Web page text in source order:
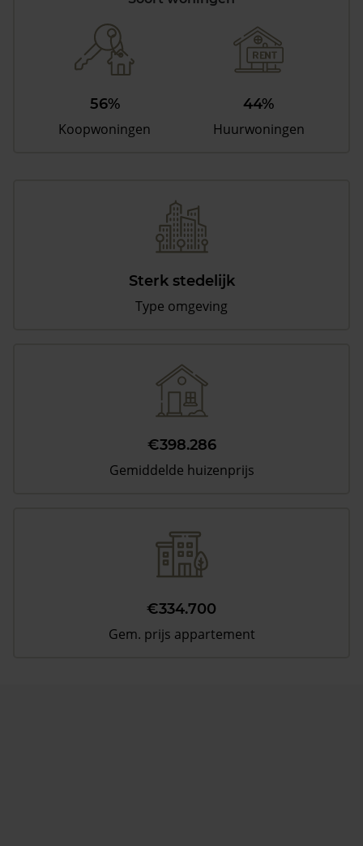
56%
Koopwoningen
44%
Huurwoningen
Sterk stedelijk
Type omgeving
€398.286
Gemiddelde huizenprijs
€334.700
Gem. prijs appartement